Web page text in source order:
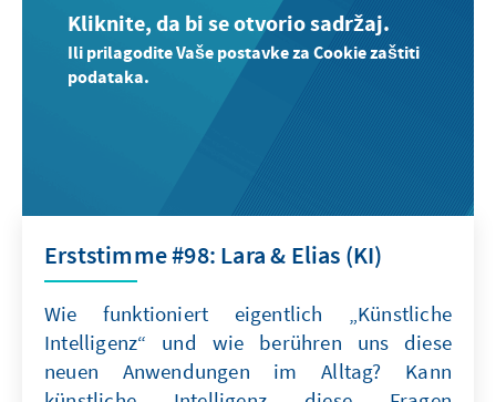
Kliknite, da bi se otvorio sadržaj.
Ili prilagodite Vaše postavke za Cookie zaštiti
podataka.
Erststimme #98: Lara & Elias (KI)
Wie funktioniert eigentlich „Künstliche
Intelligenz“ und wie berühren uns diese
neuen Anwendungen im Alltag? Kann